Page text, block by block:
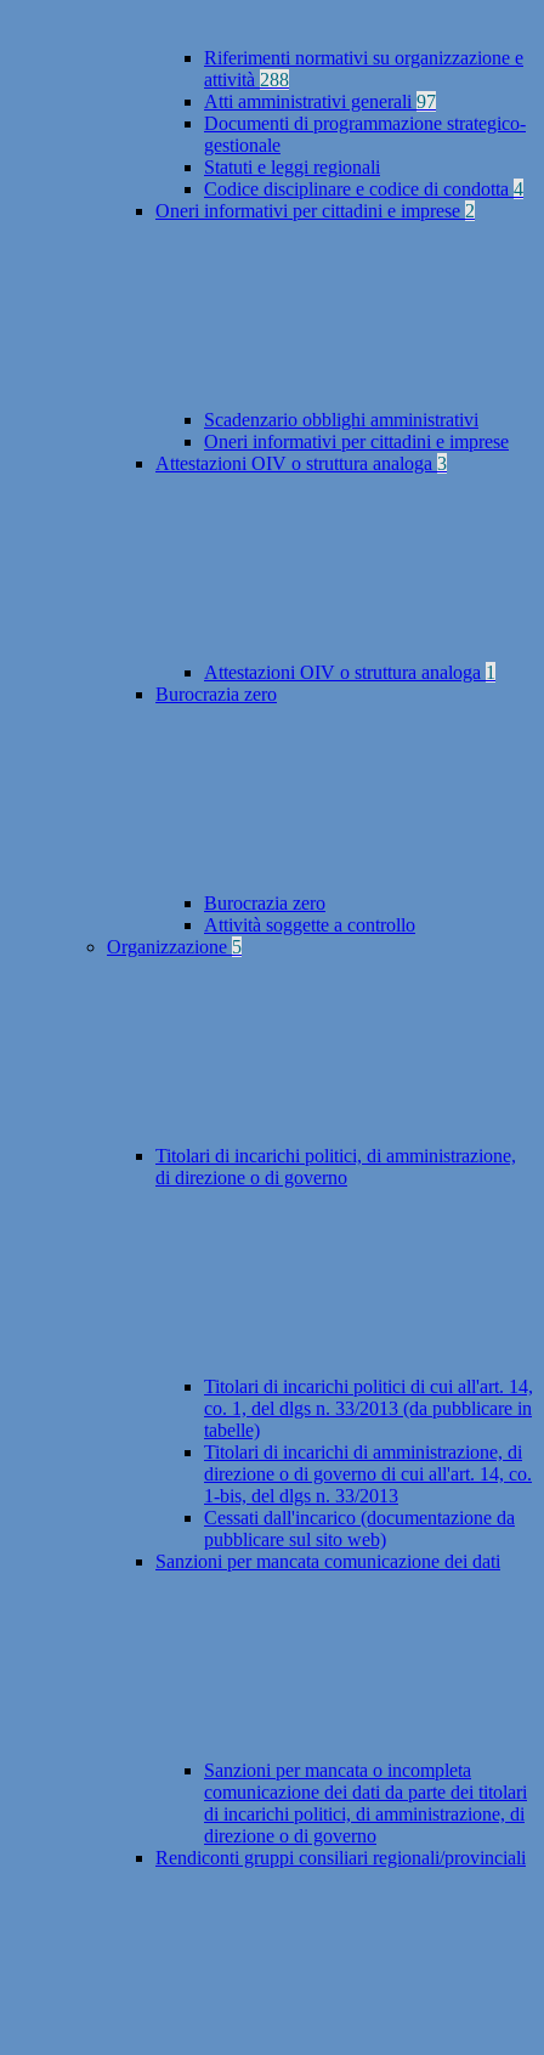
Riferimenti normativi su organizzazione e
attività 288
Atti amministrativi generali 97
Documenti di programmazione strategico-
gestionale
Statuti e leggi regionali
Codice disciplinare e codice di condotta 4
Oneri informativi per cittadini e imprese 2
Scadenzario obblighi amministrativi
Oneri informativi per cittadini e imprese
Attestazioni OIV o struttura analoga 3
Attestazioni OIV o struttura analoga 1
Burocrazia zero
Burocrazia zero
Attività soggette a controllo
Organizzazione 5
Titolari di incarichi politici, di amministrazione,
di direzione o di governo
Titolari di incarichi politici di cui all'art. 14,
co. 1, del dlgs n. 33/2013 (da pubblicare in
tabelle)
Titolari di incarichi di amministrazione, di
direzione o di governo di cui all'art. 14, co.
1-bis, del dlgs n. 33/2013
Cessati dall'incarico (documentazione da
pubblicare sul sito web)
Sanzioni per mancata comunicazione dei dati
Sanzioni per mancata o incompleta
comunicazione dei dati da parte dei titolari
di incarichi politici, di amministrazione, di
direzione o di governo
Rendiconti gruppi consiliari regionali/provinciali